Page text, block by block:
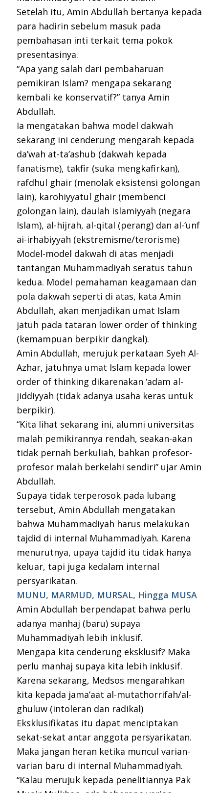
Setelah itu, Amin Abdullah bertanya kepada
para hadirin sebelum masuk pada
pembahasan inti terkait tema pokok
presentasinya.
“Apa yang salah dari pembaharuan
pemikiran Islam? mengapa sekarang
kembali ke konservatif?” tanya Amin
Abdullah.
Ia mengatakan bahwa model dakwah
sekarang ini cenderung mengarah kepada
da’wah at-ta’ashub (dakwah kepada
fanatisme), takfir (suka mengkafirkan),
rafdhul ghair (menolak eksistensi golongan
lain), karohiyyatul ghair (membenci
golongan lain), daulah islamiyyah (negara
Islam), al-hijrah, al-qital (perang) dan al-‘unf
ai-irhabiyyah (ekstremisme/terorisme)
Model-model dakwah di atas menjadi
tantangan Muhammadiyah seratus tahun
kedua. Model pemahaman keagamaan dan
pola dakwah seperti di atas, kata Amin
Abdullah, akan menjadikan umat Islam
jatuh pada tataran lower order of thinking
(kemampuan berpikir dangkal).
Amin Abdullah, merujuk perkataan Syeh Al-
Azhar, jatuhnya umat Islam kepada lower
order of thinking dikarenakan ‘adam al-
jiddiyyah (tidak adanya usaha keras untuk
berpikir).
“Kita lihat sekarang ini, alumni universitas
malah pemikirannya rendah, seakan-akan
tidak pernah berkuliah, bahkan profesor-
profesor malah berkelahi sendiri” ujar Amin
Abdullah.
Supaya tidak terperosok pada lubang
tersebut, Amin Abdullah mengatakan
bahwa Muhammadiyah harus melakukan
tajdid di internal Muhammadiyah. Karena
menurutnya, upaya tajdid itu tidak hanya
keluar, tapi juga kedalam internal
persyarikatan.
MUNU, MARMUD, MURSAL, Hingga MUSA
Amin Abdullah berpendapat bahwa perlu
adanya manhaj (baru) supaya
Muhammadiyah lebih inklusif.
Mengapa kita cenderung eksklusif? Maka
perlu manhaj supaya kita lebih inklusif.
Karena sekarang, Medsos mengarahkan
kita kepada jama’aat al-mutathorrifah/al-
ghuluw (intoleran dan radikal)
Eksklusifikatas itu dapat menciptakan
sekat-sekat antar anggota persyarikatan.
Maka jangan heran ketika muncul varian-
varian baru di internal Muhammadiyah.
“Kalau merujuk kepada penelitiannya Pak